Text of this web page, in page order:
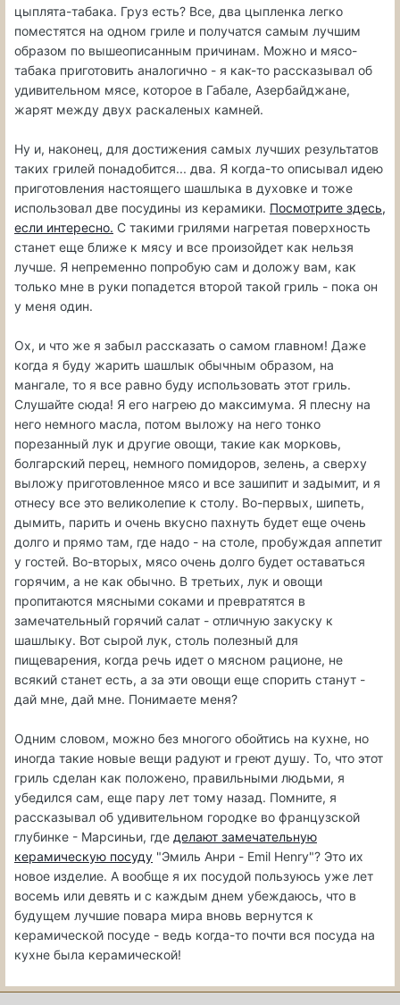
цыплята-табака. Груз есть? Все, два цыпленка легко
поместятся на одном гриле и получатся самым лучшим
образом по вышеописанным причинам. Можно и мясо-
табака приготовить аналогично - я как-то рассказывал об
удивительном мясе, которое в Габале, Азербайджане,
жарят между двух раскаленых камней.
Ну и, наконец, для достижения самых лучших результатов
таких грилей понадобится... два. Я когда-то описывал идею
приготовления настоящего шашлыка в духовке и тоже
использовал две посудины из керамики. Посмотрите здесь,
если интересно. С такими грилями нагретая поверхность
станет еще ближе к мясу и все произойдет как нельзя
лучше. Я непременно попробую сам и доложу вам, как
только мне в руки попадется второй такой гриль - пока он
у меня один.
Ох, и что же я забыл рассказать о самом главном! Даже
когда я буду жарить шашлык обычным образом, на
мангале, то я все равно буду использовать этот гриль.
Слушайте сюда! Я его нагрею до максимума. Я плесну на
него немного масла, потом выложу на него тонко
порезанный лук и другие овощи, такие как морковь,
болгарский перец, немного помидоров, зелень, а сверху
выложу приготовленное мясо и все зашипит и задымит, и я
отнесу все это великолепие к столу. Во-первых, шипеть,
дымить, парить и очень вкусно пахнуть будет еще очень
долго и прямо там, где надо - на столе, пробуждая аппетит
у гостей. Во-вторых, мясо очень долго будет оставаться
горячим, а не как обычно. В третьих, лук и овощи
пропитаются мясными соками и превратятся в
замечательный горячий салат - отличную закуску к
шашлыку. Вот сырой лук, столь полезный для
пищеварения, когда речь идет о мясном рационе, не
всякий станет есть, а за эти овощи еще спорить станут -
дай мне, дай мне. Понимаете меня?
Одним словом, можно без многого обойтись на кухне, но
иногда такие новые вещи радуют и греют душу. То, что этот
гриль сделан как положено, правильными людьми, я
убедился сам, еще пару лет тому назад. Помните, я
рассказывал об удивительном городке во французской
глубинке - Марсиньи, где делают замечательную
керамическую посуду "Эмиль Анри - Emil Henry"? Это их
новое изделие. А вообще я их посудой пользуюсь уже лет
восемь или девять и с каждым днем убеждаюсь, что в
будущем лучшие повара мира вновь вернутся к
керамической посуде - ведь когда-то почти вся посуда на
кухне была керамической!